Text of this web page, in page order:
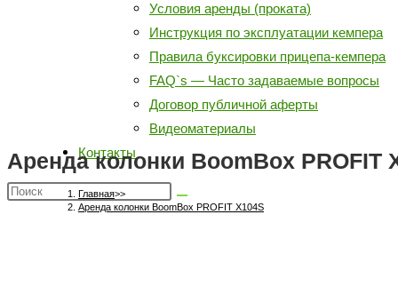
Условия аренды (проката)
Инструкция по эксплуатации кемпера
Правила буксировки прицепа-кемпера
FAQ`s — Часто задаваемые вопросы
Договор публичной аферты
Видеоматериалы
Контакты
Аренда колонки BoomBox PROFIT
Главная>>
Аренда колонки BoomBox PROFIT X104S